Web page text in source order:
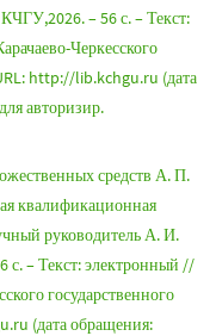
– 56 с. – Текст:
Черкесского
http://lib.kchgu.ru (дата
авторизир.
средств А. П.
квалификационная
руководитель А. И.
с. – Текст: электронный //
государственного
(дата обращения: